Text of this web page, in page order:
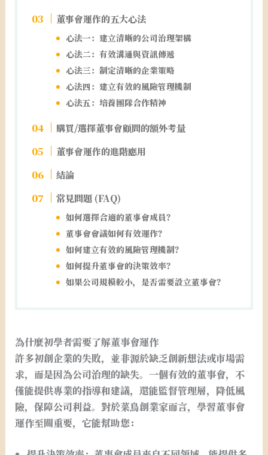
董事會運作的五大心法
心法一：建立清晰的公司治理架構
心法二：有效溝通與資訊傳遞
心法三：制定清晰的企業策略
心法四：建立有效的風險管理機制
心法五：培養團隊合作精神
購買/選擇董事會顧問的額外考量
董事會運作的進階應用
結論
常見問題 (FAQ)
如何選擇合適的董事會成員？
董事會會議如何有效運作？
如何建立有效的風險管理機制？
如何提升董事會的決策效率？
如果公司規模較小，是否需要設立董事會？
為什麼初學者需要了解董事會運作
許多初創企業的失敗，並非源於缺乏創新想法或市場需
求，而是因為公司治理的缺失。一個有效的董事會，不
僅能提供專業的指導和建議，還能監督管理層，降低風
險，保障公司利益。對於菜鳥創業家而言，學習董事會
運作至關重要，它能幫助您：